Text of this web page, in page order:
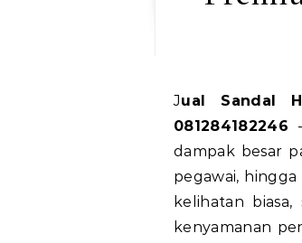
Jual Sandal Hotel Jakarta Pusat Produk Premium, Hubungi WA
081284182246
dampak besar
pegawai,
kelihatan
kenyamanan